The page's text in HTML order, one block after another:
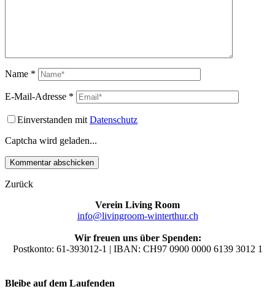
Name *
E-Mail-Adresse *
Einverstanden mit Datenschutz
Captcha wird geladen...
Zurück
Verein Living Room
info@livingroom-winterthur.ch
Wir freuen uns über Spenden:
Postkonto: 61-393012-1 | IBAN: CH97 0900 0000 6139 3012 1
Bleibe auf dem Laufenden